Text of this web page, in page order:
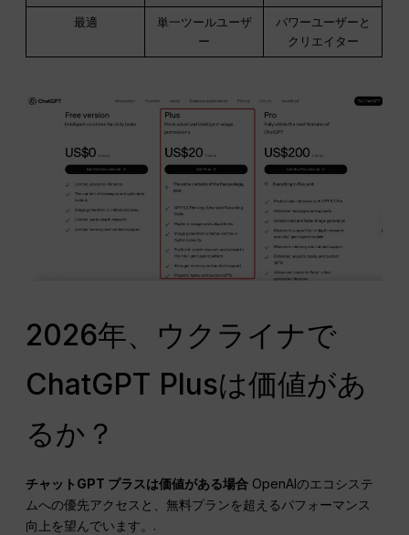
最適
単一ツールユーザ
ー
パワーユーザーと
クリエイター
2026年、ウクライナで
ChatGPT Plusは価値があ
るか？
チャットGPT プラスは価値がある場合 OpenAIのエコシステ
ムへの優先アクセスと、無料プランを超えるパフォーマンス
向上を望んでいます。.